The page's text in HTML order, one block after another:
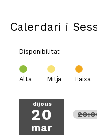
Calendari i
Disponibilitat
Alta Mitja Baixa
dijous
20
mar